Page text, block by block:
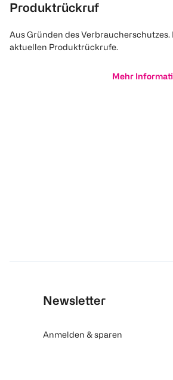
Produktrückruf
Aus Gründen des
aktuellen Produktrückrufe.
Mehr
Newsletter
Anmelden & sparen